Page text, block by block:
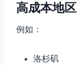
高成本地区
例如：
洛杉矶